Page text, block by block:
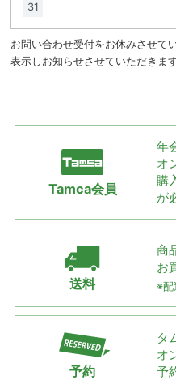
31
お問い合わせ受付をお休みさせて
表示しお知らせさせていただきます
Tamca会員
年
オ
購
が
送料
商
お
※配
予約
タ
オ
予